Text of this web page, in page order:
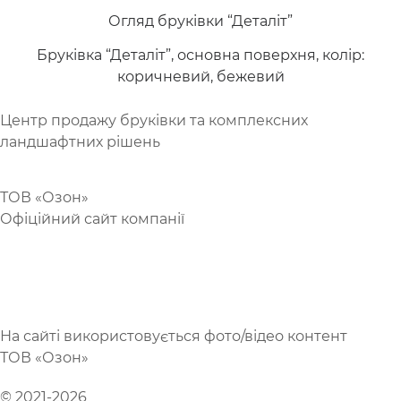
Огляд бруківки “Деталіт”
Бруківка “Деталіт”, основна поверхня, колір:
коричневий, бежевий
Центр продажу бруківки та комплексних
ландшафтних рішень
ТОВ «Озон»
Офіційний сайт компанії
На сайті використовується фото/відео контент
ТОВ «Озон»
© 2021-2026